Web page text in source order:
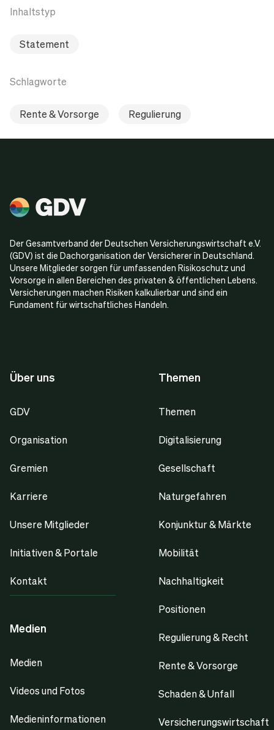
Inhaltstyp
Statement
Schlagworte
Rente & Vorsorge Regulierung
Der Gesamtverband der Deutschen Versicherungswirtschaft e.V.
(GDV) ist die Dachorganisation der Versicherer in Deutschland.
Unsere Mitglieder sorgen für umfassenden Risikoschutz und
Vorsorge in allen Bereichen des privaten & öffentlichen Lebens.
Versicherungen machen Risiken kalkulierbar und sind ein
Fundament für wirtschaftliches Handeln.
Über uns
GDV
Organisation
Gremien
Karriere
Unsere Mitglieder
Initiativen & Portale
Kontakt
Medien
Medien
Videos und Fotos
Medieninformationen
Themen
Themen
Digitalisierung
Gesellschaft
Naturgefahren
Konjunktur & Märkte
Mobilität
Nachhaltigkeit
Positionen
Regulierung & Recht
Rente & Vorsorge
Schaden & Unfall
Versicherungswirtschaft